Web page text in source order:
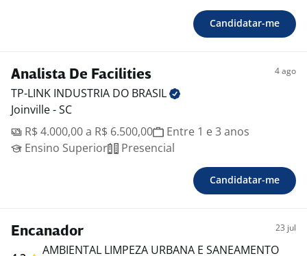
Candidatar-me
Analista De Facilities 4 ago
TP-LINK INDUSTRIA DO BRASIL
Joinville - SC
R$ 4.000,00 a R$ 6.500,00
Entre 1 e 3 anos
Ensino Superior
Presencial
Candidatar-me
Encanador 23 jul
AMBIENTAL LIMPEZA URBANA E SANEAMENTO